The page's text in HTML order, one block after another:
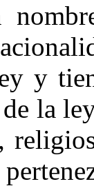
y
la